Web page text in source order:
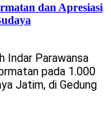
dan Apresiasi
Indar Parawansa
pada 1.000
Jatim, di Gedung